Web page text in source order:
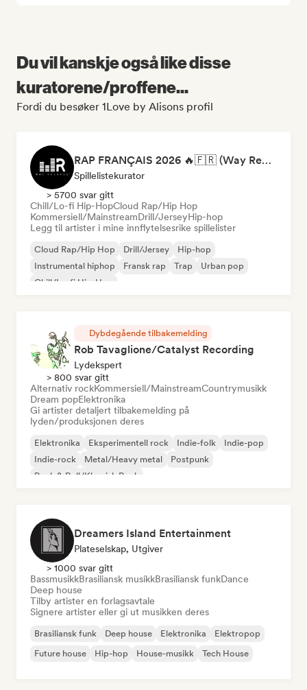
Du vil kanskje også like disse
kuratorene/proffene...
Fordi du besøker 1Love by Alisons profil
RAP FRANÇAIS 2026 🔥🇫🇷 (Way Records)
Spillelistekurator
> 5700 svar gitt
Chill/Lo-fi Hip-HopCloud Rap/Hip Hop
Kommersiell/MainstreamDrill/JerseyHip-hop
Legg til artister i mine innflytelsesrike spillelister
Cloud Rap/Hip Hop Drill/Jersey
Hip-hop
Instrumental hiphop
Fransk rap Trap
Urban pop
Chill/Lo-fi Hip-Hop
Dybdegående tilbakemelding
Rob Tavaglione/Catalyst Recording
Lydekspert
> 800 svar gitt
Alternativ rockKommersiell/MainstreamCountrymusikk
Dream popElektronika
Gi artister detaljert tilbakemelding på
lyden/produksjonen deres
Elektronika Eksperimentell rock Indie-folk
Indie-pop
Indie-rock
Metal/Heavy metal
Postpunk
Rock & Roll/Klassisk Rock
Dreamers Island Entertainment
Plateselskap, Utgiver
> 1000 svar gitt
BassmusikkBrasiliansk musikkBrasiliansk funkDance
Deep house
Tilby artister en forlagsavtale
Signere artister eller gi ut musikken deres
Brasiliansk funk Deep house Elektronika
Elektropop
Future house
Hip-hop House-musikk Tech House